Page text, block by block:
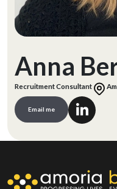
Anna
Recruitment Consultant
Email me